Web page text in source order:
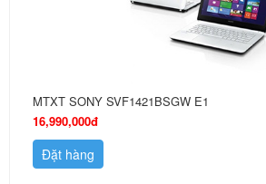
MTXT SONY SVF1421BSGW E1
16,990,000đ
Đặt hàng